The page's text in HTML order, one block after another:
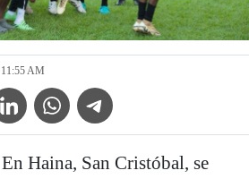
AM
Icon
WhatsApp IconTelegram Icon
Haina, San Cristóbal, se